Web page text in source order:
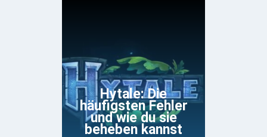
Hytale: Die
häufigsten Fehler
und wie du sie
beheben kannst